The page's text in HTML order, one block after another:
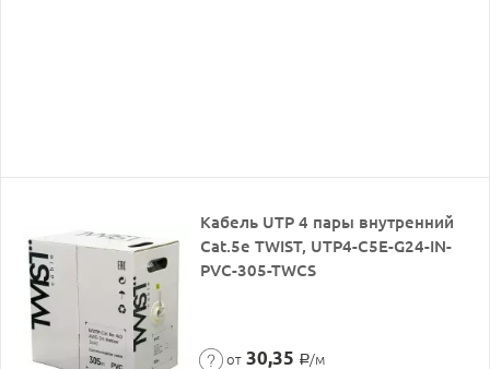
Кабель UTP 4 пары внутренний
Cat.5е TWIST, UTP4-C5E-G24-IN-
PVC-305-TWCS
от 30,35 Р/м